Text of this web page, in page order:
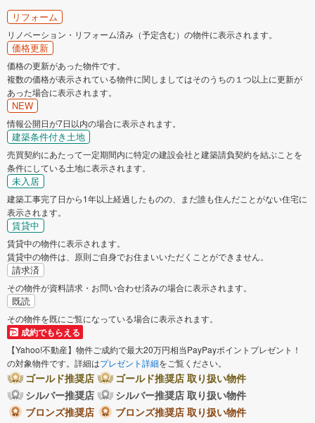
リフォーム
リノベーション・リフォーム済み（予定含む）の物件に表示されます。
価格更新
価格の更新があった物件です。
複数の価格が表示されている物件に関しましてはそのうちの１つ以上に更新が
あった場合に表示されます。
NEW
情報公開日が7日以内の場合に表示されます。
建築条件付き土地
売買契約にあたって一定期間内に特定の建設会社と建築請負契約を結ぶことを
条件にしている土地に表示されます。
未入居
建築工事完了日から1年以上経過したものの、まだ誰も住んだことがない住宅に
表示されます。
賃貸中
賃貸中の物件に表示されます。
賃貸中の物件は、原則ご自身でお住まいいただくことができません。
請求済
その物件が資料請求・お問い合わせ済みの場合に表示されます。
既読
その物件を既にご覧になっている場合に表示されます。
成約でもらえる
【Yahoo!不動産】物件ご成約で最大20万円相当PayPayポイントプレゼント！
の対象物件です。詳細はプレゼント詳細をご覧ください。
ゴールド推奨店
ゴールド推奨店 取り扱い物件
シルバー推奨店
シルバー推奨店 取り扱い物件
ブロンズ推奨店
ブロンズ推奨店 取り扱い物件